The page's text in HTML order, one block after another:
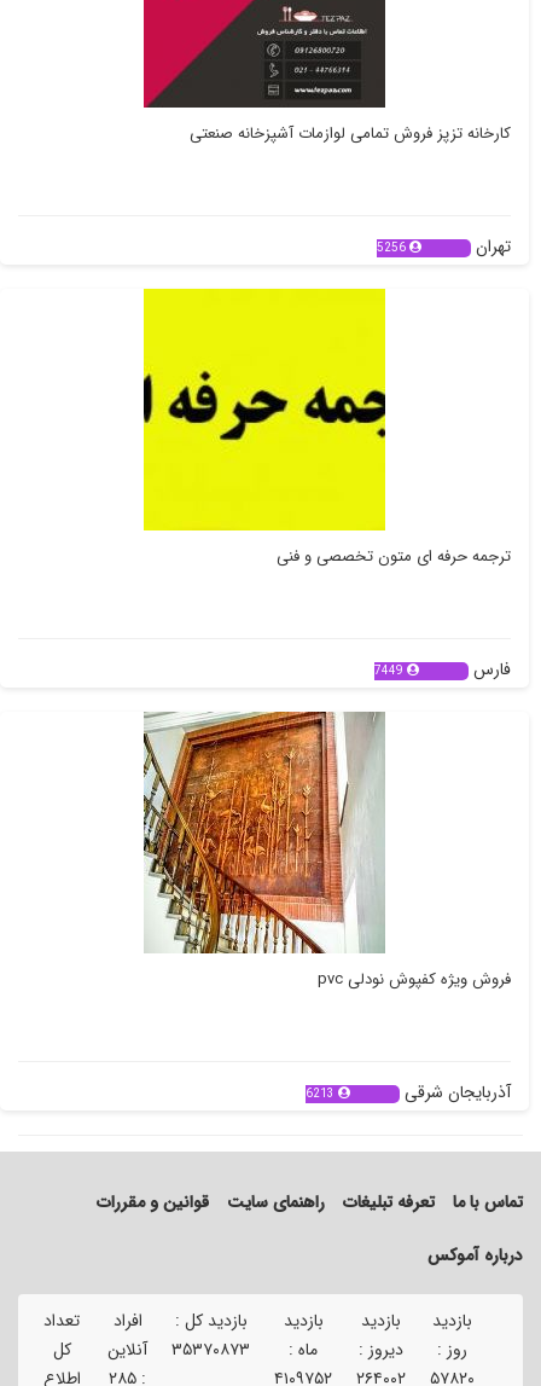
کارخانه تزپز فروش تمامی لوازمات آشپزخانه صنعتی
تهران 5256
ترجمه حرفه ای متون تخصصی و فنی
فارس 7449
فروش ویژه کفپوش نودلی pvc
آذربایجان شرقی 6213
تماس با ما تعرفه تبلیغات راهنمای سایت
قوانین و مقررات
درباره آموکس
بازدید
روز :
۵۷۸۲۰
بازدید
دیروز :
۲۶۴۰۰۲
بازدید
ماه :
۴۱۰۹۷۵۲
بازدید کل :
۳۵۳۷۰۸۷۳
افراد
آنلاین
: ۲۸۵
تعداد
کل
اطلاع